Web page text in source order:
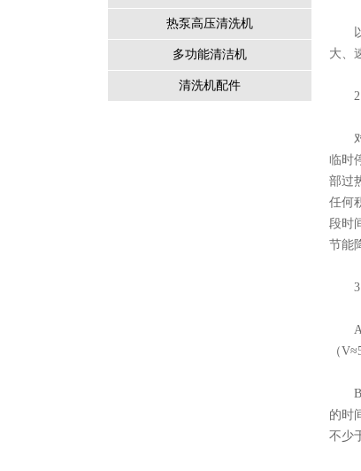
热泵高压清洗机
多功能清洁机
清洗机配件
以
大、
2、
对
临时
部过
任何
段时
节能
3
A连
（
B间
的时
不少